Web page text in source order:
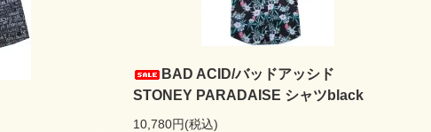
BAD ACID/バッドアッシド
STONEY PARADAISE シャツblack
10,780円(税込)